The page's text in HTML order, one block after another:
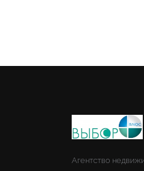
Агентство